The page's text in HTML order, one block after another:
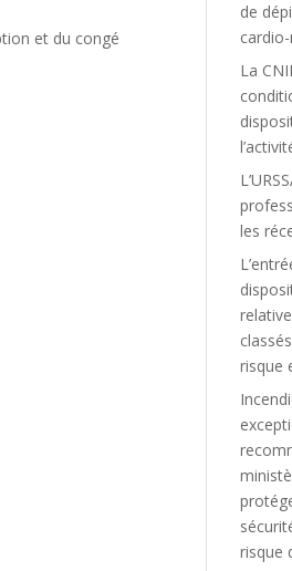
et du congé
de
La
les
risque
risque